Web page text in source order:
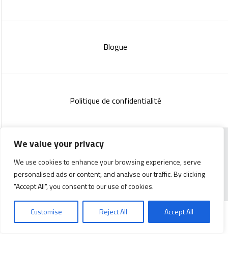
We value your privacy
We use cookies to enhance your browsing experience, serve
personalised ads or content, and analyse our traffic. By clicking
"Accept All", you consent to our use of cookies.
Customise Reject All Accept All
Blogue
Politique de confidentialité
Copyright 2023 :Standish Communications& Mélissa
Lachance